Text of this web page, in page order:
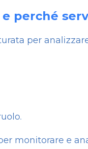
perché
per
monitorare e